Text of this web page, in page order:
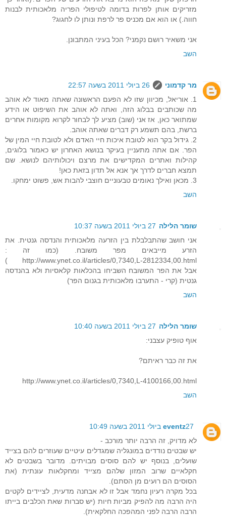
מזריקים אותן לפרות בדומה לטיפולי הפריה מלאכותית לבנות
חווה.) או הוא אם מכניס פר לרפת ונותן לו לחגוג?
אני משאיר רושם נקמני? הכל בעיני המתבונן.
השב
מר קדמוני
26 ביולי 2011 בשעה 22:57
1. אוריאל, מכיוון שזו לא הפעם הראשונה שאתה מאוד לא אוהב
מה שכותבים בבלוג הזה, ואתה לא אוהב את השיפוט או הידע
שמתואר כאן, אז אני (שוב) מציע לך לבחור לקרוא מקומות אחרים
ברשת, בהם תשמע רק דברים שאתה אוהב.
2. גידול בקר הוא לטובת איכות חיי האדם ולא לטובת חיי המין של
הפר. אם אתה מתעניין בעיקר בנושא האחרון יש כאמור בלוגים,
קהילות ואתרים המקדישים את מרצם ויכולותיהם לנושא. שם
תמצא חברים לדרך אך אנא אל תדון בזאת כאן!
3. מכאן ואילך נאומים טבעוניים חוצבי להבות אש, פשוט ימחקו.
השב
שומר הלילה 27 ביולי 2011 בשעה 10:37
אני חושב שהתבלבלת בין הזרעה מלאכותית והנדסה גנטית. את
הזרע מייבאים מפר משובח. (כמו זה :
http://www.ynet.co.il/articles/0,7340,L-2812334,00.html )
אבל את הפר המשובח השביחו בהכלאות קלאסיות ולא בהנדסה
גנטית (קרי - התערבו מלאכותית בגנום הפר)
השב
שומר הלילה 27 ביולי 2011 בשעה 10:40
אוף טופיק עצבני:
את זה כבר ראיתם?
http://www.ynet.co.il/articles/0,7340,L-4100166,00.html
השב
eventz27 ביולי 2011 בשעה 10:49
לא מדויק, זה הרבה יותר מורכב -
יש שבטים נודדים במונגליה שמגדלים עיטיים שעוזרים להם בצייד
שועלים, בנוסף יש להם סוסים מבויתים. מדובר בשבטים לא
חקלאיים שרוב המזון שלהם מצייד ומחקלאות עונתית (את
הסוסים הם רועים מן הסתם).
בכל מקרה רעיון נחמד אבל זו לא אבחנה מדעית, לציידים לקטים
היה הרבה מה להפיק מביות חיות (יש סברות שאת הכלבים בייתו
הרבה הרבה לפני המהפכה החלקאית).